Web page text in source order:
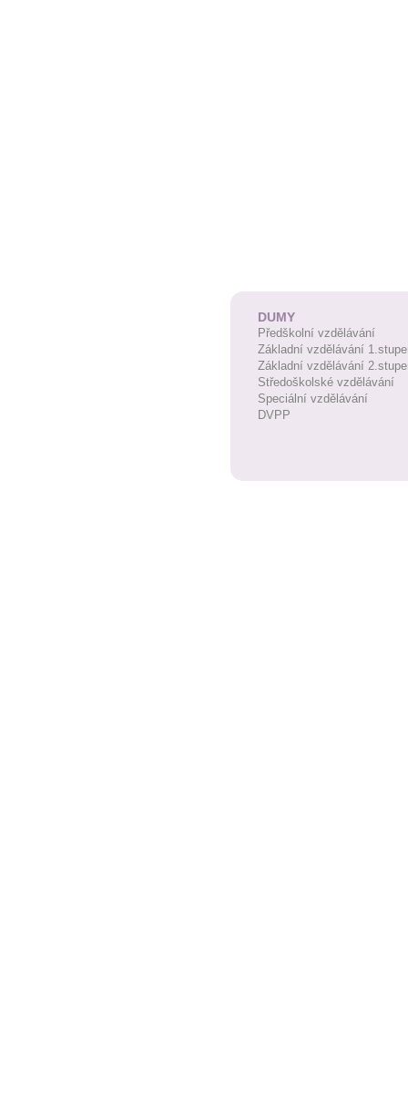
DUMY
Předškolní vzdělávání
Základní vzdělávání
Základní vzdělávání
Středoškolské vzdělávání
Speciální vzdělávání
DVPP